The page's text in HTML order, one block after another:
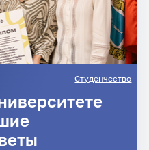
Студенчество